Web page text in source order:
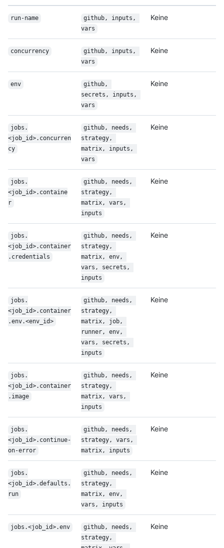
run-name
github, inputs,
vars
Keine
concurrency
github, inputs,
vars
Keine
env
github,
secrets, inputs,
vars
Keine
jobs.
<job_id>.concurren
cy
github, needs,
strategy,
matrix, inputs,
vars
Keine
jobs.
<job_id>.containe
r
github, needs,
strategy,
matrix, vars,
inputs
Keine
jobs.
<job_id>.container
.credentials
github, needs,
strategy,
matrix, env,
vars, secrets,
inputs
Keine
jobs.
<job_id>.container
.env.<env_id>
github, needs,
strategy,
matrix, job,
runner, env,
vars, secrets,
inputs
Keine
jobs.
<job_id>.container
.image
github, needs,
strategy,
matrix, vars,
inputs
Keine
jobs.
<job_id>.continue-
on-error
github, needs,
strategy, vars,
matrix, inputs
Keine
jobs.
<job_id>.defaults.
run
github, needs,
strategy,
matrix, env,
vars, inputs
Keine
jobs.<job_id>.env
github, needs,
strategy,
Keine